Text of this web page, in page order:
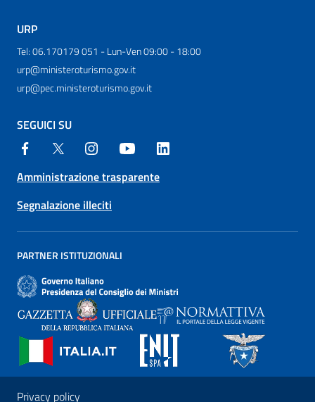
URP
Tel: 06.170179 051 - Lun-Ven 09:00 - 18:00
urp@ministeroturismo.gov.it
urp@pec.ministeroturismo.gov.it
SEGUICI SU
Amministrazione trasparente
Segnalazione illeciti
PARTNER ISTITUZIONALI
Privacy policy